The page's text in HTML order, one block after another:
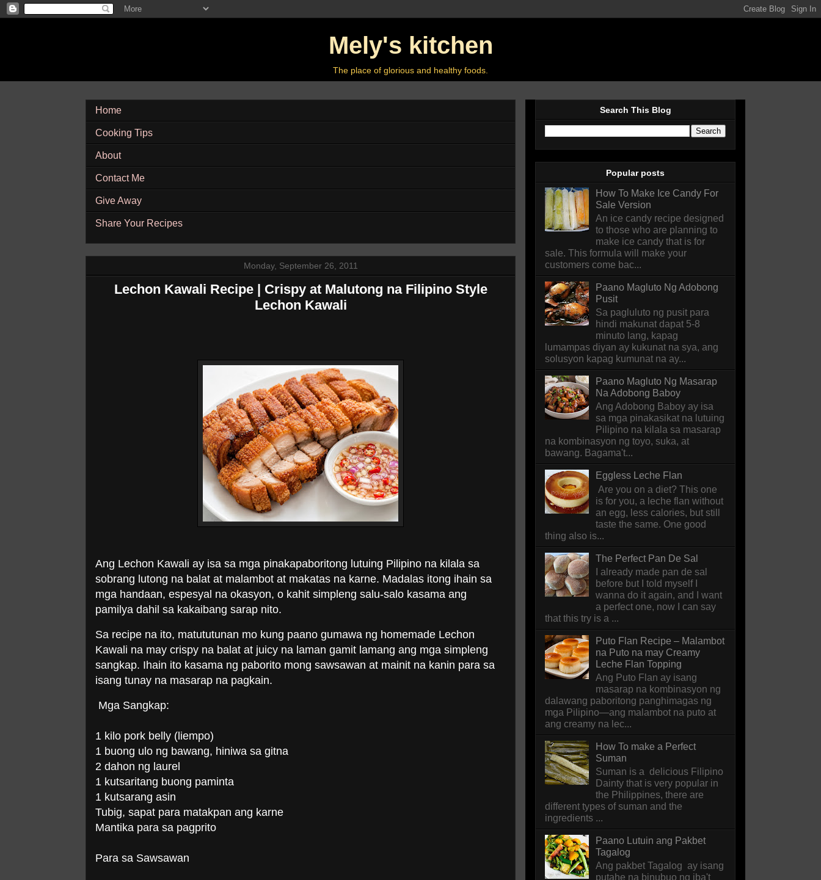
Mely's kitchen
The place of glorious and healthy foods.
Home
Cooking Tips
About
Contact Me
Give Away
Share Your Recipes
Monday, September 26, 2011
Lechon Kawali Recipe | Crispy at Malutong na Filipino Style
Lechon Kawali
Ang Lechon Kawali ay isa sa mga pinakapaboritong lutuing Pilipino na kilala sa
sobrang lutong na balat at malambot at makatas na karne. Madalas itong ihain sa
mga handaan, espesyal na okasyon, o kahit simpleng salu-salo kasama ang
pamilya dahil sa kakaibang sarap nito.
Sa recipe na ito, matututunan mo kung paano gumawa ng homemade Lechon
Kawali na may crispy na balat at juicy na laman gamit lamang ang mga simpleng
sangkap. Ihain ito kasama ng paborito mong sawsawan at mainit na kanin para sa
isang tunay na masarap na pagkain.
Mga Sangkap:
1 kilo pork belly (liempo)
1 buong ulo ng bawang, hiniwa sa gitna
2 dahon ng laurel
1 kutsaritang buong paminta
1 kutsarang asin
Tubig, sapat para matakpan ang karne
Mantika para sa pagprito
Para sa Sawsawan
Search This Blog
Popular posts
How To Make Ice Candy For
Sale Version
An ice candy recipe designed
to those who are planning to
make ice candy that is for
sale. This formula will make your
customers come bac...
Paano Magluto Ng Adobong
Pusit
Sa pagluluto ng pusit para
hindi makunat dapat 5-8
minuto lang, kapag
lumampas diyan ay kukunat na sya, ang
solusyon kapag kumunat na ay...
Paano Magluto Ng Masarap
Na Adobong Baboy
Ang Adobong Baboy ay isa
sa mga pinakasikat na lutuing
Pilipino na kilala sa masarap
na kombinasyon ng toyo, suka, at
bawang. Bagama't...
Eggless Leche Flan
Are you on a diet? This one
is for you, a leche flan without
an egg, less calories, but still
taste the same. One good
thing also is...
The Perfect Pan De Sal
I already made pan de sal
before but I told myself I
wanna do it again, and I want
a perfect one, now I can say
that this try is a ...
Puto Flan Recipe – Malambot
na Puto na may Creamy
Leche Flan Topping
Ang Puto Flan ay isang
masarap na kombinasyon ng
dalawang paboritong panghimagas ng
mga Pilipino—ang malambot na puto at
ang creamy na lec...
How To make a Perfect
Suman
Suman is a delicious Filipino
Dainty that is very popular in
the Philippines, there are
different types of suman and the
ingredients ...
Paano Lutuin ang Pakbet
Tagalog
Ang pakbet Tagalog ay isang
putahe na binubuo ng iba't